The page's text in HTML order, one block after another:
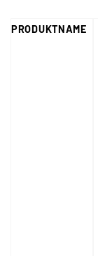
PRODUKTNAME